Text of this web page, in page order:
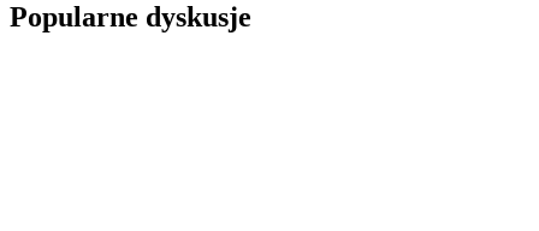
Popularne dyskusje